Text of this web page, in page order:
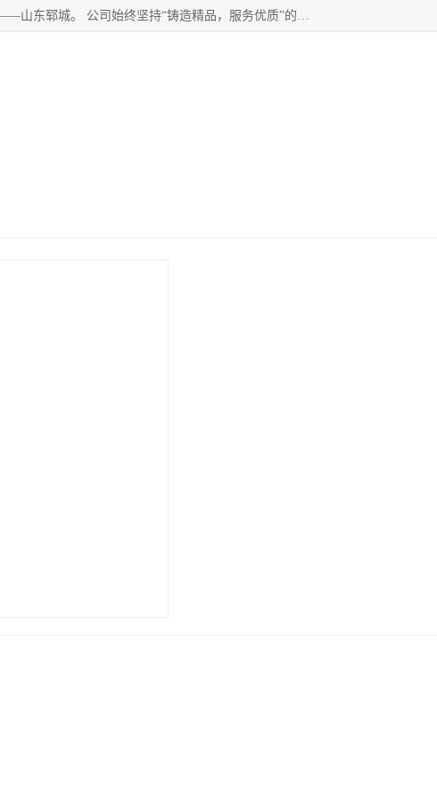
山东郓城瑞升玻璃有限公司地处水浒文化发源地、中国日用玻璃生产基地——山东郓城。 公司始终坚持“铸造精品，服务优质”的经营理念，斥资8000多万元引进国内先进的水晶料手工瓶生产线6条，晶白料8S机生产线8条，并引进人工挑料生产异型瓶和水晶玻璃瓶盖生产线。